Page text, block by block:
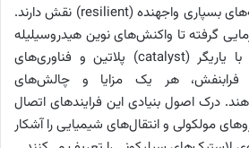
می‌پردازد که در ایجاد شبکه‌های بسپاری واجهنده (resilient) نقش دارند.
گرفته تا واکنش‌های نوین هیدروسیلیله
کردن (hysdrosylilation) با یاریگر (catalyst) پلاتین و فناوری‌های
فرابنفش، هر یک مزایا و چالش‌های
درک اصول بنیادی این فرایندهای اتصال
مولکولی و انتقال‌های شیمیایی را آشکار